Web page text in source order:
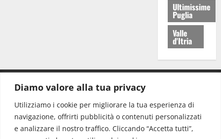
Diamo valore alla tua privacy
Utilizziamo i cookie per migliorare la tua esperienza di
navigazione, offrirti pubblicità o contenuti personalizzati
e analizzare il nostro traffico. Cliccando “Accetta tutti”,
Ultimissime
Puglia
Valle
d'Itria
Redazione: redazione@www.martinasera.it
Direttore:direttore@www.martinasera.it